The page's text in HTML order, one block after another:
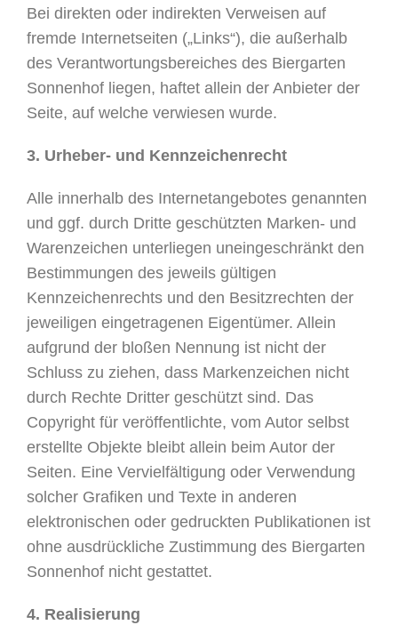
Bei direkten oder indirekten Verweisen auf
fremde Internetseiten („Links“), die außerhalb
des Verantwortungsbereiches des Biergarten
Sonnenhof liegen, haftet allein der Anbieter der
Seite, auf welche verwiesen wurde.
3. Urheber- und Kennzeichenrecht
Alle innerhalb des Internetangebotes genannten
und ggf. durch Dritte geschützten Marken- und
Warenzeichen unterliegen uneingeschränkt den
Bestimmungen des jeweils gültigen
Kennzeichenrechts und den Besitzrechten der
jeweiligen eingetragenen Eigentümer. Allein
aufgrund der bloßen Nennung ist nicht der
Schluss zu ziehen, dass Markenzeichen nicht
durch Rechte Dritter geschützt sind. Das
Copyright für veröffentlichte, vom Autor selbst
erstellte Objekte bleibt allein beim Autor der
Seiten. Eine Vervielfältigung oder Verwendung
solcher Grafiken und Texte in anderen
elektronischen oder gedruckten Publikationen ist
ohne ausdrückliche Zustimmung des Biergarten
Sonnenhof nicht gestattet.
4. Realisierung